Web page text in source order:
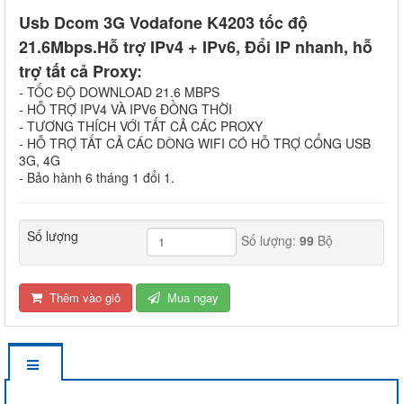
Usb Dcom 3G Vodafone K4203 tốc độ
21.6Mbps.Hỗ trợ IPv4 + IPv6, Đổi IP nhanh, hỗ
trợ tất cả Proxy:
- TỐC ĐỘ DOWNLOAD 21.6 MBPS
- HỖ TRỢ IPV4 VÀ IPV6 ĐỒNG THỜI
- TƯƠNG THÍCH VỚI TẤT CẢ CÁC PROXY
- HỖ TRỢ TẤT CẢ CÁC DÒNG WIFI CÓ HỖ TRỢ CỔNG USB
3G, 4G
- Bảo hành 6 tháng 1 đổi 1.
Số lượng Số lượng: 99Bộ
Thêm vào giỏ Mua ngay